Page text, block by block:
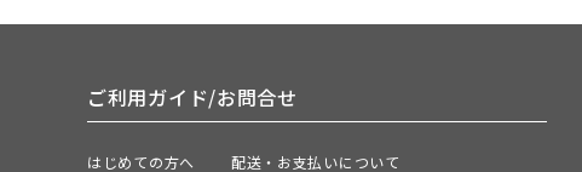
ご利用ガイド/お問合せ
はじめての方へ 配送・お支払いについて